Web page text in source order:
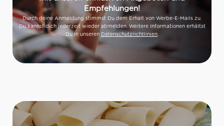
Empfehlungen!
Durch deine Anmeldung stimmst Du dem Erhalt von Werbe-E-Mails zu.
Du kannst dich jederzeit wieder abmelden. Weitere Informationen erhältst
Du in unseren Datenschutzrichtlinien